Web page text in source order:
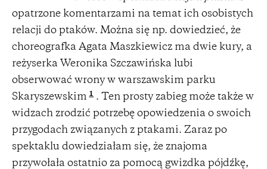
opatrzone komentarzami na temat ich osobistych
relacji do ptaków. Można się np. dowiedzieć, że
choreografka Agata Maszkiewicz ma dwie kury, a
reżyserka Weronika Szczawińska lubi
obserwować wrony w warszawskim parku
Skaryszewskim 1 . Ten prosty zabieg może także w
widzach zrodzić potrzebę opowiedzenia o swoich
przygodach związanych z ptakami. Zaraz po
spektaklu dowiedziałam się, że znajoma
przywołała ostatnio za pomocą gwizdka pójdźkę,